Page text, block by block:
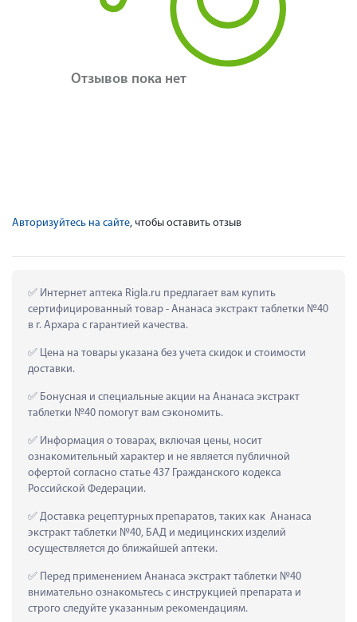
Отзывов пока нет
Авторизуйтесь на сайте, чтобы оставить отзыв
Интернет аптека Rigla.ru предлагает вам купить
сертифицированный товар - Ананаса экстракт таблетки №40
в г. Архара с гарантией качества.
Цена на товары указана без учета скидок и стоимости
доставки.
Бонусная и специальные акции на Ананаса экстракт
таблетки №40 помогут вам сэкономить.
Информация о товарах, включая цены, носит
ознакомительный характер и не является публичной
офертой согласно статье 437 Гражданского кодекса
Российской Федерации.
Доставка рецептурных препаратов, таких как  Ананаса
экстракт таблетки №40, БАД и медицинских изделий
осуществляется до ближайшей аптеки.
Перед применением Ананаса экстракт таблетки №40
внимательно ознакомьтесь с инструкцией препарата и
строго следуйте указанным рекомендациям.